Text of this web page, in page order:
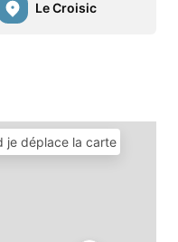
Le Croisic
je déplace la carte